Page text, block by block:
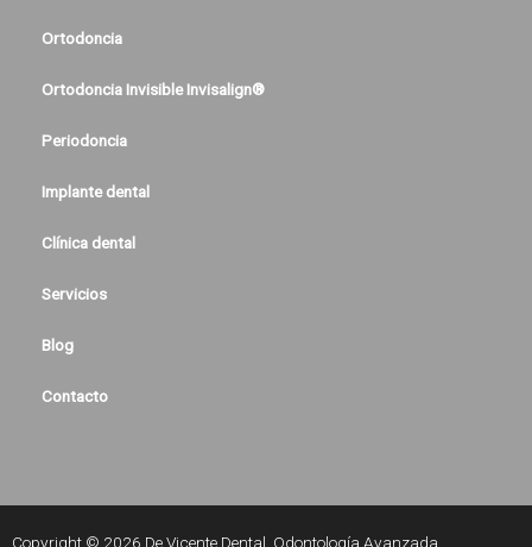
Ortodoncia
Ortodoncia Invisible Invisalign®
Periodoncia
Implante dental
Clínica dental
Servicios
Blog
Contacto
Copyright © 2026 De Vicente Dental. Odontología Avanzada.